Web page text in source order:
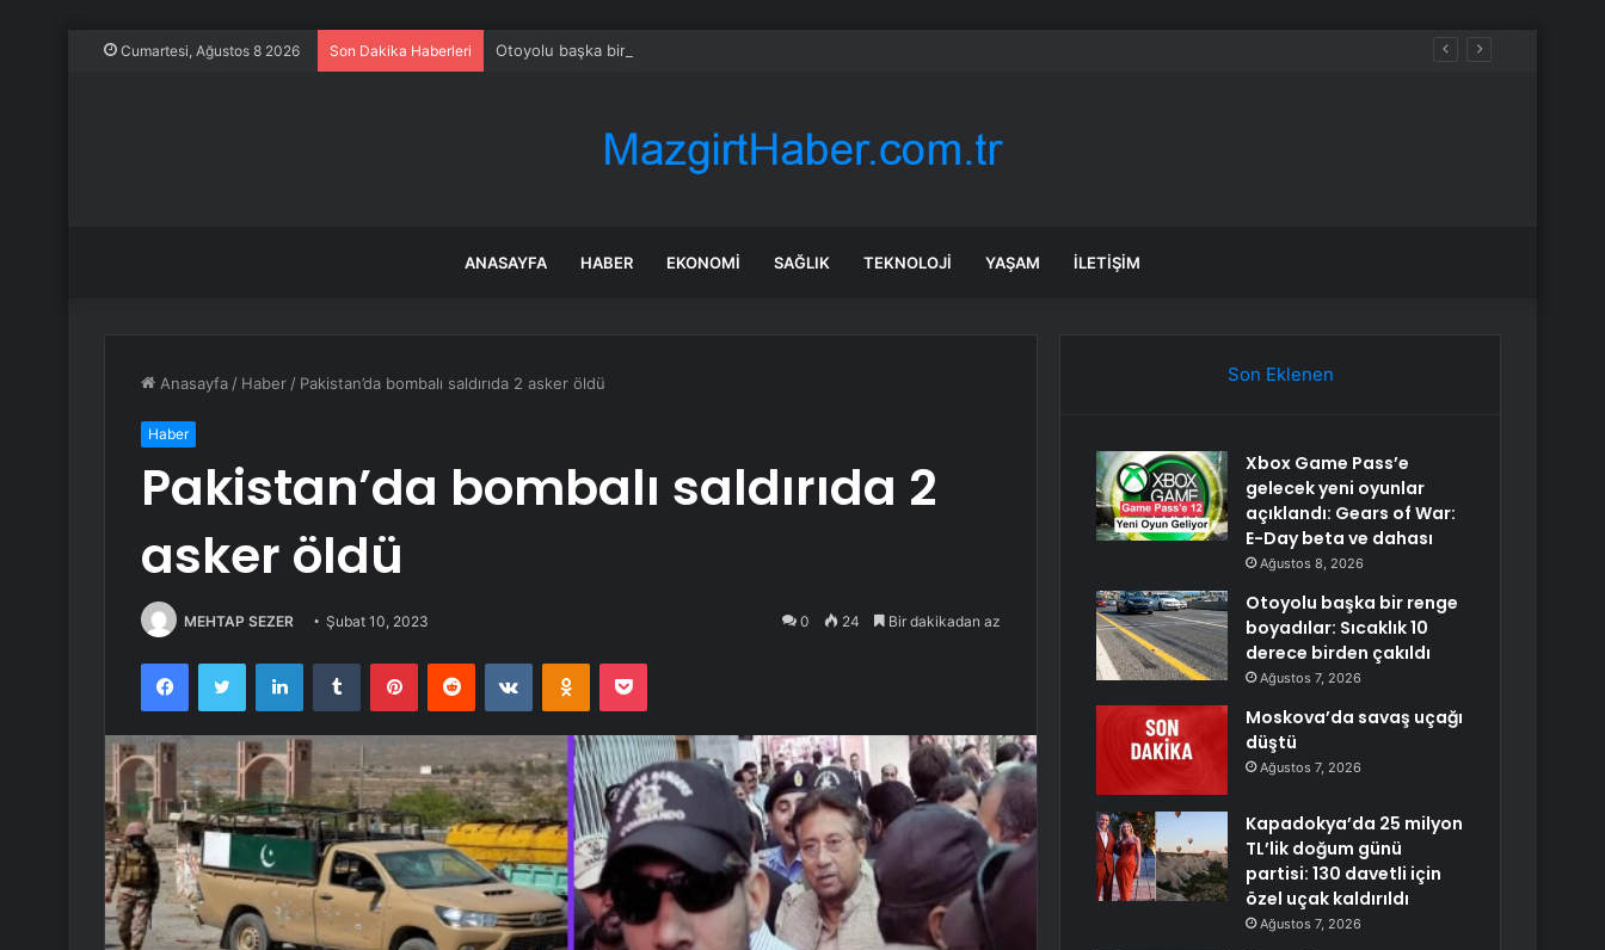
Cumartesi, Ağustos 8 2026 Son Dakika Haberleri Otoyolu başka bir renge boyadılar: Sıcaklık 10 derece birden çakıldı
ANASAYFA HABER EKONOMI SAĞLIK TEKNOLOJI YAŞAM İLETIŞIM
Anasayfa / Haber / Pakistan’da bombalı saldırıda 2 asker öldü
Haber
Pakistan’da bombalı saldırıda 2
asker öldü
MEHTAP SEZER Şubat 10, 2023 0 24 Bir dakikadan az
FacebookTwitter LinkedInTumblr PinterestReddit VKontakteOdnoklassniki
Pocket
Son Eklenen
Xbox Game Pass’e
gelecek yeni oyunlar
açıklandı: Gears of War:
E-Day beta ve dahası
Ağustos 8, 2026
Otoyolu başka bir renge
boyadılar: Sıcaklık 10
derece birden çakıldı
Ağustos 7, 2026
Moskova’da savaş uçağı
düştü
Ağustos 7, 2026
Kapadokya’da 25 milyon
TL’lik doğum günü
partisi: 130 davetli için
özel uçak kaldırıldı
Ağustos 7, 2026